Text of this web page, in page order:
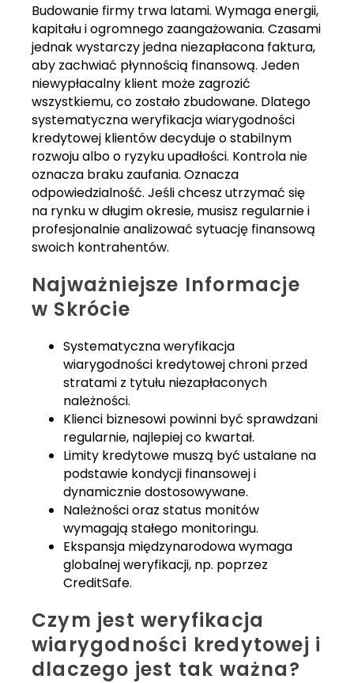
Budowanie firmy trwa latami. Wymaga energii,
kapitału i ogromnego zaangażowania. Czasami
jednak wystarczy jedna niezapłacona faktura,
aby zachwiać płynnością finansową. Jeden
niewypłacalny klient może zagrozić
wszystkiemu, co zostało zbudowane. Dlatego
systematyczna weryfikacja wiarygodności
kredytowej klientów decyduje o stabilnym
rozwoju albo o ryzyku upadłości. Kontrola nie
oznacza braku zaufania. Oznacza
odpowiedzialność. Jeśli chcesz utrzymać się
na rynku w długim okresie, musisz regularnie i
profesjonalnie analizować sytuację finansową
swoich kontrahentów.
Najważniejsze Informacje
w Skrócie
Systematyczna weryfikacja
wiarygodności kredytowej chroni przed
stratami z tytułu niezapłaconych
należności.
Klienci biznesowi powinni być sprawdzani
regularnie, najlepiej co kwartał.
Limity kredytowe muszą być ustalane na
podstawie kondycji finansowej i
dynamicznie dostosowywane.
Należności oraz status monitów
wymagają stałego monitoringu.
Ekspansja międzynarodowa wymaga
globalnej weryfikacji, np. poprzez
CreditSafe.
Czym jest weryfikacja
wiarygodności kredytowej i
dlaczego jest tak ważna?